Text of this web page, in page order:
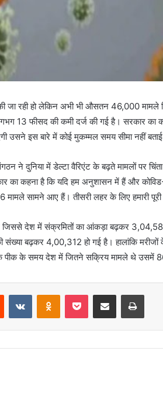
जा रही हो लेकिन अभी भी औसतन 46,000 मामले
13 फीसद की कमी दर्ज की गई है। सरकार का
उसने इस बारे में कोई मुकम्‍मल समय सीमा नहीं
ने दुनिया में डेल्‍टा वैरिएंट के बढ़ते मामलों पर
का कहना है कि यदि हम अनुशासन में हैं और
सामने आए हैं। तीसरी लहर के लिए हमारी पूरी
देश में संक्रमितों का आंकड़ा बढ़कर
संख्या बढ़कर 4,00,312 हो गई है। हालांकि
के पीक के समय देश में जितने सक्रिय मामले थे उसमें
Reddit VKontakteOdnoklassniki
Pocket Share via Email Print